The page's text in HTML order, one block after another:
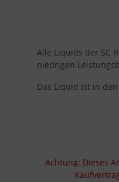
Alle Liquids der SC
niedrigen
Das Liquid ist in
Achtung: Dieses